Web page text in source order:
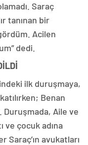
Saraç
tanınan bir
Acilen
dedi.
ilk duruşmaya,
Benan
Duruşmada, Aile ve
ve çocuk adına
Saraç’ın avukatları